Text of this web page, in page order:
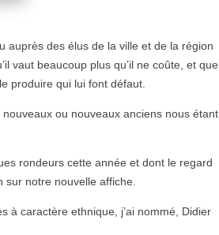
auprès des élus de la ville et de la région
vaut beaucoup plus qu’il ne coûte, et que
produire qui lui font défaut.
ou nouveaux anciens nous étant
rondeurs cette année et dont le regard
notre nouvelle affiche.
à caractère ethnique, j’ai nommé, Didier